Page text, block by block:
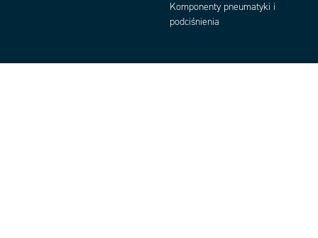
Komponenty pneumatyki i
podciśnienia